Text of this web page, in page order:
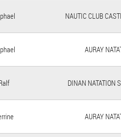
NAUTIC CLUB
AURAY
DINAN NATATION
AURAY